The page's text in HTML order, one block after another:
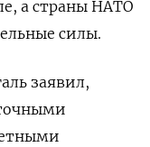
а страны НАТО
силы.
заявил,